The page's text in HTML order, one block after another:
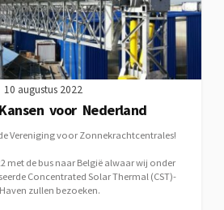
10 augustus 2022
Kansen voor Nederland
Vereniging voor Zonnekrachtcentrales!
met de bus naar België alwaar wij onder
Concentrated Solar Thermal (CST)-
zullen bezoeken.